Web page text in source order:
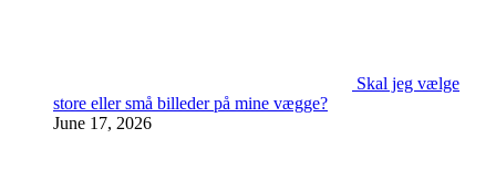
Skal jeg vælge
store eller små billeder på mine vægge?
June 17, 2026